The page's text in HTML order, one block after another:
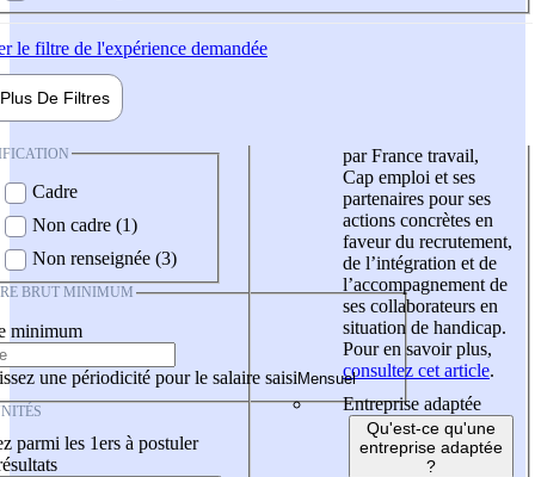
le filtre de l'expérience demandée
Plus De Filtres
Cadre
Non cadre (1)
Non renseignée (3)
BRUT MINIMUM
minimum
une périodicité pour le salaire saisi
parmi les 1ers à postuler
par France travail,
Cap emploi et ses
partenaires pour ses
actions concrètes en
faveur du recrutement,
de l’intégration et de
l’accompagnement de
ses collaborateurs en
situation de handicap.
Pour en savoir plus,
consultez cet article.
Entreprise adaptée
Qu'est-ce qu'une
entreprise adaptée
?